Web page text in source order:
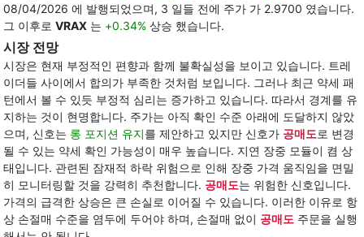
08/04/2026 에 발행되었으며, 3 일들 전에 주가 가 2.9700 였습니다.
그 이후로 VRAX 는 +0.34% 상승 했습니다.
시장 전망
시장은 현재 부정적인 편향과 함께 불확실성을 보이고 있습니다. 트레
이더들 사이에서 합의가 부족한 것처럼 보입니다. 그러나 최근 약세 패
턴에서 볼 수 있듯 부정적 심리는 증가하고 있습니다. 따라서 경계를 유
지하는 것이 현명합니다. 주가는 아직 확인 수준 아래에 도달하지 않았
으며, 신호는 롱 포지션 유지를 제안하고 있지만 신호가 공매도로 변경
될 수 있는 약세 확인 가능성이 매우 높습니다. 지연 장중 모듈이 켬 상
태입니다. 관련된 잠재적 하락 위험으로 인해 장중 가격 움직임을 면밀
히 모니터링할 것을 강력히 추천합니다. 공매도는 위험한 신호입니다.
가격의 급격한 상승은 큰 손실로 이어질 수 있습니다. 이러한 이유로 항
상 손절매 수준을 염두에 두어야 하며, 손절매 없이 공매도 주문을 실행